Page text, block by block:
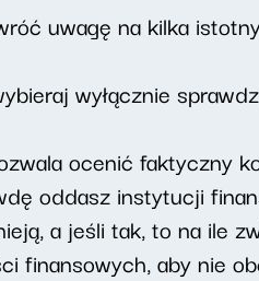
uwagę na kilka
wyłącznie
ocenić faktyczny
oddasz instytucji
a jeśli tak, to na ile
finansowych, aby nie